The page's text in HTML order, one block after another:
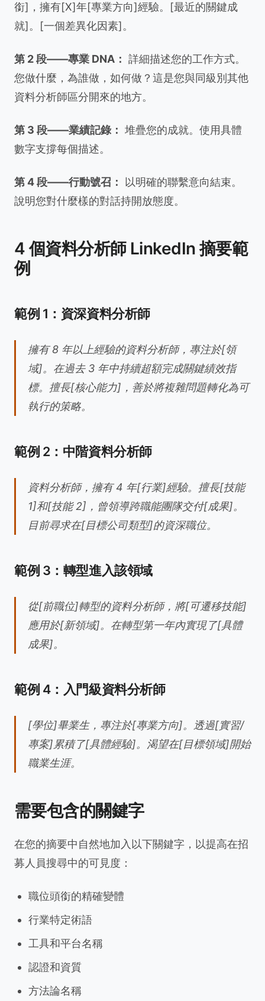
銜]，擁有[X]年[專業方向]經驗。[最近的關鍵成
就]。[一個差異化因素]。
第 2 段——專業 DNA： 詳細描述您的工作方式。
您做什麼，為誰做，如何做？這是您與同級別其他
資料分析師區分開來的地方。
第 3 段——業績記錄： 堆疊您的成就。使用具體
數字支撐每個描述。
第 4 段——行動號召：
以明確的聯繫意向結束。
說明您對什麼樣的對話持開放態度。
4 個資料分析師 LinkedIn 摘要範
例
範例 1：資深資料分析師
擁有 8 年以上經驗的資料分析師，專注於[領
域]。在過去 3 年中持續超額完成關鍵績效指
標。擅長[核心能力]，善於將複雜問題轉化為可
執行的策略。
範例 2：中階資料分析師
資料分析師，擁有 4 年[行業]經驗。擅長[技能
1]和[技能 2]，曾領導跨職能團隊交付[成果]。
目前尋求在[目標公司類型]的資深職位。
範例 3：轉型進入該領域
從[前職位]轉型的資料分析師，將[可遷移技能]
應用於[新領域]。在轉型第一年內實現了[具體
成果]。
範例 4：入門級資料分析師
[學位]畢業生，專注於[專業方向]。透過[實習/
專案]累積了[具體經驗]。渴望在[目標領域]開始
職業生涯。
需要包含的關鍵字
在您的摘要中自然地加入以下關鍵字，以提高在招
募人員搜尋中的可見度：
職位頭銜的精確變體
行業特定術語
工具和平台名稱
認證和資質
方法論名稱